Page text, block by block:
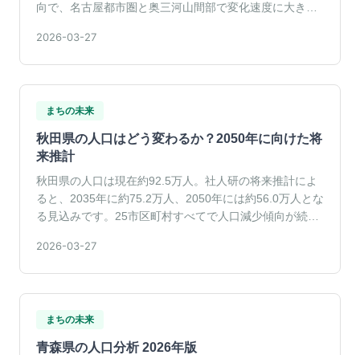
向で、名古屋都市圏と奥三河山間部で変化速度に大きな
2026-03-27
まちの未来
秋田県の人口はどう変わるか？2050年に向けた将
来推計
秋田県の人口は現在約92.5万人。社人研の将来推計によ
ると、2035年に約75.2万人、2050年には約56.0万人とな
る見込みです。25市区町村すべてで人口減少傾向が続い
2026-03-27
まちの未来
青森県の人口分析 2026年版